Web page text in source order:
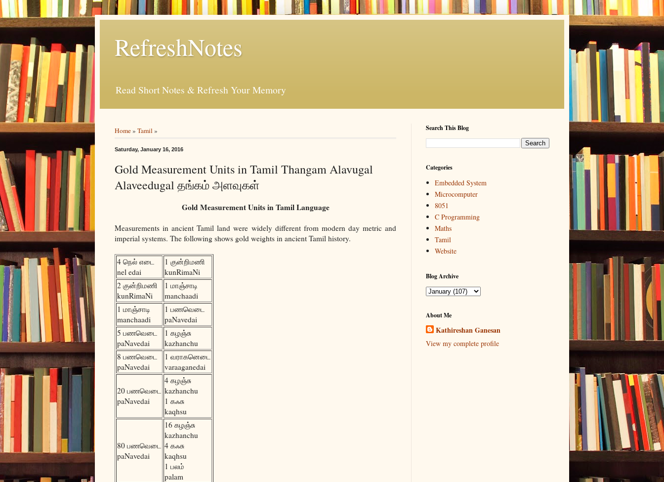
RefreshNotes
Read Short Notes & Refresh Your Memory
Home» Tamil »
Saturday, January 16, 2016
Gold Measurement Units in Tamil Thangam Alavugal
Alaveedugal தங்கம் அளவுகள்
Gold Measurement Units in Tamil Language
Measurements in ancient Tamil land were widely different from modern day metric and
imperial systems. The following shows gold weights in ancient Tamil history.
4 நெல் எடை
nel edai
1 குன்றிமணி
kunRimaNi
2 குன்றிமணி
kunRimaNi
1 மாஞ்சாடி
manchaadi
1 மாஞ்சாடி
manchaadi
1 பணவெடை
paNavedai
5 பணவெடை
paNavedai
1 கழஞ்சு
kazhanchu
8 பணவெடை
paNavedai
1 வராகனெடை
varaaganedai
20 பணவெடை
paNavedai
4 கழஞ்சு
kazhanchu
1 கஃசு
kaqhsu
80 பணவெடை
paNavedai
16 கழஞ்சு
kazhanchu
4 கஃசு
kaqhsu
1 பலம்
palam
Search This Blog
Categories
Embedded System
Microcomputer
8051
C Programming
Maths
Tamil
Website
Blog Archive
About Me
Kathireshan Ganesan
View my complete profile